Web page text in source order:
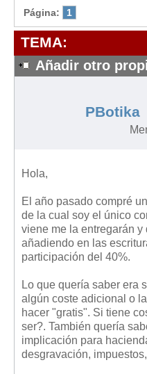
Modelos de Contratos
Requerimientos y
Formularios sobre
Modelos de
Modelos de Acta de Junta
Requerimientos y
Legislación sobre
Legislación de interés
Diccionario
Usuario
Entrar / Salir
Mis boletines
Página: 1
TEMA:
Añadir otro
PBotika
Hola,
El año pasado compré
de la cual soy el único
viene me la entregarán y
añadiendo en las
participación del 40%.
Lo que quería saber era
algún coste adicional o
hacer "gratis". Si tiene
ser?. También quería
implicación para
desgravación,